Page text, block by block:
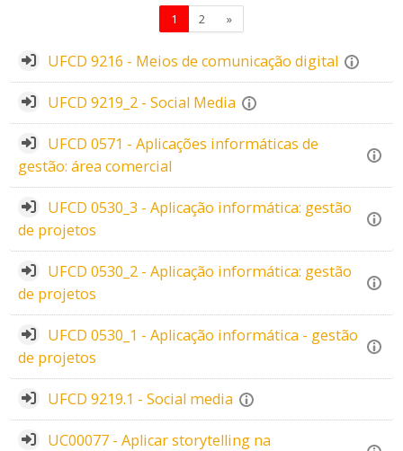
Search
courses
1 Page 1
2 Page 2
»Next page
UFCD 9216 - Meios de comunicação digital
UFCD 9219_2 - Social Media
UFCD 0571 - Aplicações informáticas de
gestão: área comercial
UFCD 0530_3 - Aplicação informática: gestão
de projetos
UFCD 0530_2 - Aplicação informática: gestão
de projetos
UFCD 0530_1 - Aplicação informática - gestão
de projetos
UFCD 9219.1 - Social media
UC00077 - Aplicar storytelling na